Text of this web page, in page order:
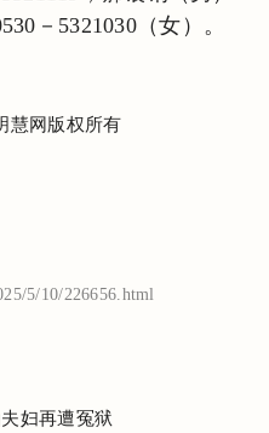
－5321030（女）。
慧网版权所有
5/10/226656.html
妇再遭冤狱